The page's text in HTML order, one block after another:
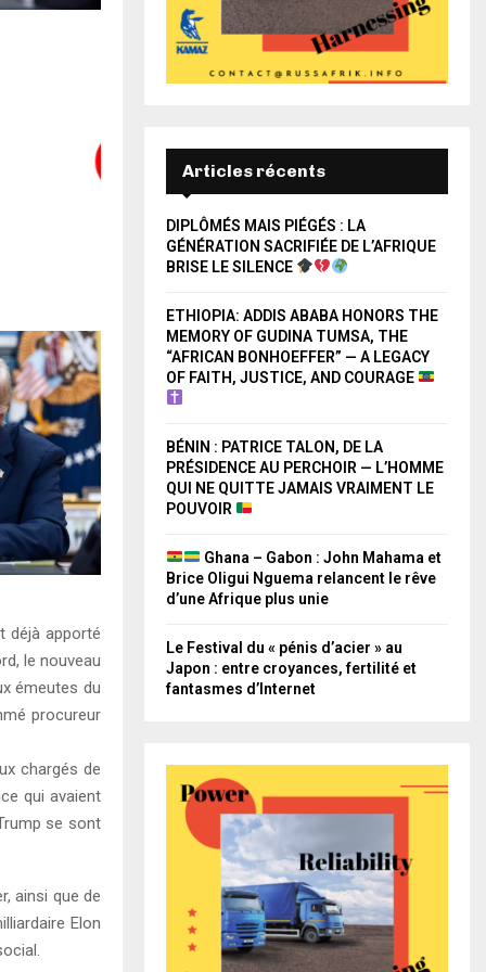
déjà apporté
le nouveau
émeutes du
procureur
chargés de
qui avaient
se sont
ainsi que de
Elon
Articles récents
DIPLÔMÉS MAIS PIÉGÉS : LA
GÉNÉRATION SACRIFIÉE DE L’AFRIQUE
BRISE LE SILENCE
ETHIOPIA: ADDIS ABABA HONORS THE
MEMORY OF GUDINA TUMSA, THE
“AFRICAN BONHOEFFER” — A LEGACY
OF FAITH, JUSTICE, AND COURAGE
BÉNIN : PATRICE TALON, DE LA
PRÉSIDENCE AU PERCHOIR — L’HOMME
QUI NE QUITTE JAMAIS VRAIMENT LE
POUVOIR
Ghana – Gabon : John Mahama et
Brice Oligui Nguema relancent le rêve
d’une Afrique plus unie
Le Festival du « pénis d’acier » au
Japon : entre croyances, fertilité et
fantasmes d’Internet